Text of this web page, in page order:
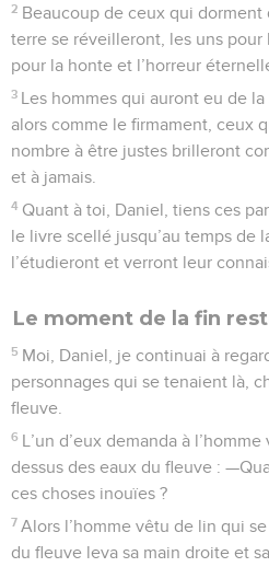
2 Beaucoup de ceux qui dorment
terre se réveilleront, les uns
pour la honte et l’horreur
3 Les hommes qui auront eu de
alors comme le firmament, ceux
nombre à être justes brilleront
et à jamais.
4 Quant à toi, Daniel, tiens ces
le livre scellé jusqu’au temps de
l’étudieront et verront leur
Le moment de la fin
5 Moi, Daniel, je continuai à
personnages qui se tenaient là,
fleuve.
6 L’un d’eux demanda à
dessus des eaux du fleuve :
ces choses inouïes ?
7 Alors l’homme vêtu de lin qui
du fleuve leva sa main droite et